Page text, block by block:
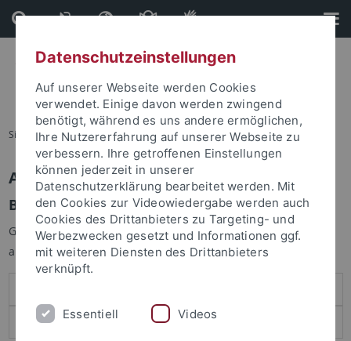
Direkt
zum
Inhalt
Direkt
zur
Fußleiste
Sie sind hier: Startseite
Anmelden
Benutzeranmeldung
Geben Sie Ihren Benutzernamen und Ihr Passwort an um sich
anzumelden:
Datenschutzeinstellungen
Auf unserer Webseite werden Cookies
verwendet. Einige davon werden zwingend
benötigt, während es uns andere ermöglichen,
Ihre Nutzererfahrung auf unserer Webseite zu
verbessern. Ihre getroffenen Einstellungen
können jederzeit in unserer
Datenschutzerklärung bearbeitet werden. Mit
den Cookies zur Videowiedergabe werden auch
Cookies des Drittanbieters zu Targeting- und
Werbezwecken gesetzt und Informationen ggf.
mit weiteren Diensten des Drittanbieters
verknüpft.
Essentiell Videos